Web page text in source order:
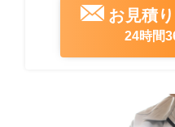
お見積
24時間